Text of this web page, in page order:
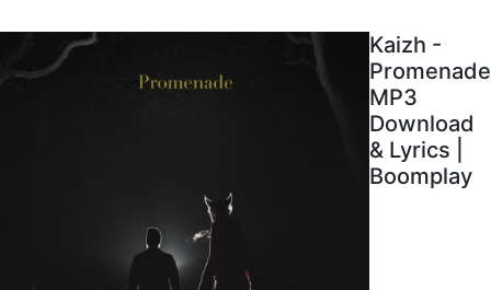
Kaizh -
Promenade
MP3
Download
& Lyrics |
Boomplay